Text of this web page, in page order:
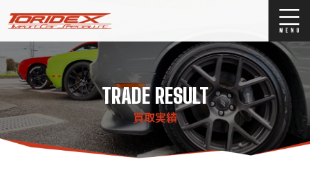
ブログ
Stock list
ストックリスト
買取
TRADE RESULT
買取実績